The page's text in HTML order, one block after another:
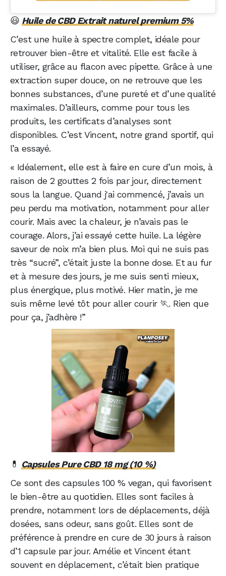
😃 Huile de CBD Extrait naturel premium 5%
C’est une huile à spectre complet, idéale pour
retrouver bien-être et vitalité. Elle est facile à
utiliser, grâce au flacon avec pipette. Grâce à une
extraction super douce, on ne retrouve que les
bonnes substances, d’une pureté et d’une qualité
maximales. D’ailleurs, comme pour tous les
produits, les certificats d’analyses sont
disponibles. C’est Vincent, notre grand sportif, qui
l’a essayé.
« Idéalement, elle est à faire en cure d’un mois, à
raison de 2 gouttes 2 fois par jour, directement
sous la langue. Quand j'ai commencé, j’avais un
peu perdu ma motivation, notamment pour aller
courir. Mais avec la chaleur, je n’avais pas le
courage. Alors, j’ai essayé cette huile. La légère
saveur de noix m’a bien plus. Moi qui ne suis pas
très “sucré”, c’était juste la bonne dose. Et au fur
et à mesure des jours, je me suis senti mieux,
plus énergique, plus motivé. Hier matin, je me
suis même levé tôt pour aller courir 🏃. Rien que
pour ça, j’adhère !”
💊 Capsules Pure CBD 18 mg (10 %)
Ce sont des capsules 100 % vegan, qui favorisent
le bien-être au quotidien. Elles sont faciles à
prendre, notamment lors de déplacements, déjà
dosées, sans odeur, sans goût. Elles sont de
préférence à prendre en cure de 30 jours à raison
d’1 capsule par jour. Amélie et Vincent étant
souvent en déplacement, c’était bien pratique